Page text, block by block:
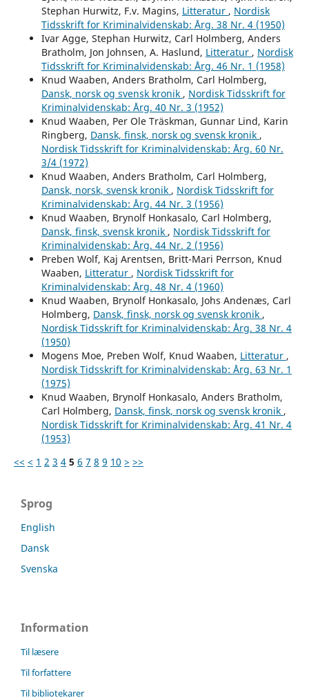
Stephan Hurwitz, F.v. Magins, Litteratur , Nordisk
Tidsskrift for Kriminalvidenskab: Årg. 38 Nr. 4 (1950)
Ivar Agge, Stephan Hurwitz, Carl Holmberg, Anders
Bratholm, Jon Johnsen, A. Haslund, Litteratur , Nordisk
Tidsskrift for Kriminalvidenskab: Årg. 46 Nr. 1 (1958)
Knud Waaben, Anders Bratholm, Carl Holmberg,
Dansk, norsk og svensk kronik , Nordisk Tidsskrift for
Kriminalvidenskab: Årg. 40 Nr. 3 (1952)
Knud Waaben, Per Ole Träskman, Gunnar Lind, Karin
Ringberg, Dansk, finsk, norsk og svensk kronik ,
Nordisk Tidsskrift for Kriminalvidenskab: Årg. 60 Nr.
3/4 (1972)
Knud Waaben, Anders Bratholm, Carl Holmberg,
Dansk, norsk, svensk kronik , Nordisk Tidsskrift for
Kriminalvidenskab: Årg. 44 Nr. 3 (1956)
Knud Waaben, Brynolf Honkasalo, Carl Holmberg,
Dansk, finsk, svensk kronik , Nordisk Tidsskrift for
Kriminalvidenskab: Årg. 44 Nr. 2 (1956)
Preben Wolf, Kaj Arentsen, Britt-Mari Perrson, Knud
Waaben, Litteratur , Nordisk Tidsskrift for
Kriminalvidenskab: Årg. 48 Nr. 4 (1960)
Knud Waaben, Brynolf Honkasalo, Johs Andenæs, Carl
Holmberg, Dansk, finsk, norsk og svensk kronik ,
Nordisk Tidsskrift for Kriminalvidenskab: Årg. 38 Nr. 4
(1950)
Mogens Moe, Preben Wolf, Knud Waaben, Litteratur ,
Nordisk Tidsskrift for Kriminalvidenskab: Årg. 63 Nr. 1
(1975)
Knud Waaben, Brynolf Honkasalo, Anders Bratholm,
Carl Holmberg, Dansk, finsk, norsk og svensk kronik ,
Nordisk Tidsskrift for Kriminalvidenskab: Årg. 41 Nr. 4
(1953)
<< < 1 2 3 4 5 6 7 8 9 10 > >>
Sprog
English
Dansk
Svenska
Information
Til læsere
Til forfattere
Til bibliotekarer